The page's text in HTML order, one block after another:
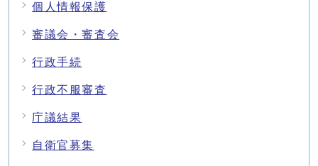
個人情報保護
審議会・審査会
行政手続
行政不服審査
庁議結果
自衛官募集